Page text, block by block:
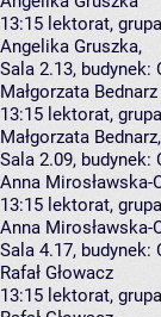
13:15 lektorat,
Angelika Gruszka,
Sala 2.13, budynek:
Małgorzata Bednarz
13:15 lektorat,
Małgorzata Bednarz,
Sala 2.09, budynek:
Anna Mirosławska-
13:15 lektorat,
Anna Mirosławska-
Sala 4.17, budynek:
Rafał Głowacz
13:15 lektorat,